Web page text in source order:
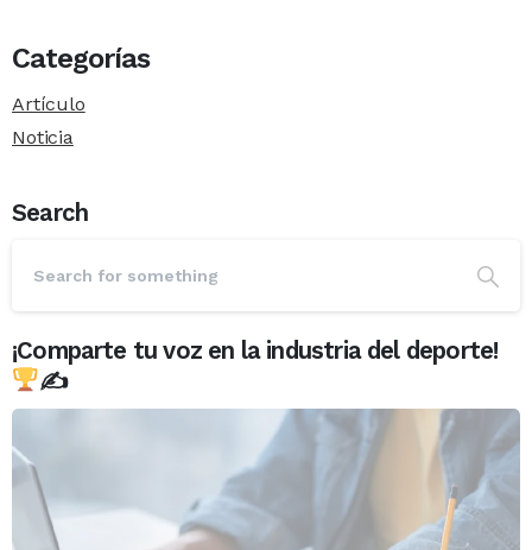
Categorías
Artículo
Noticia
Search
¡Comparte tu voz en la industria del deporte!
✍